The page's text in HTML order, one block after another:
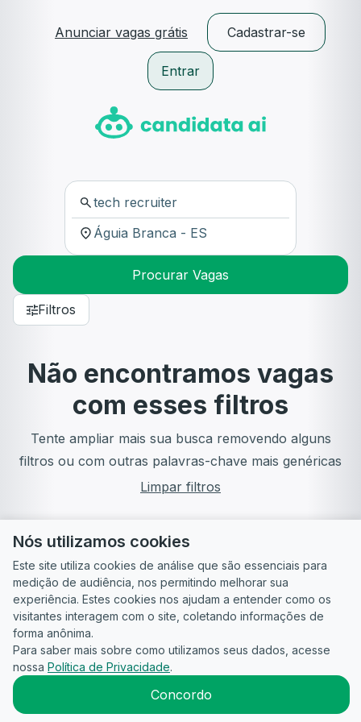
Anunciar vagas grátis Cadastrar-se
Entrar
Procurar Vagas
Filtros
Não encontramos vagas
com esses filtros
Tente ampliar mais sua busca removendo alguns
filtros ou com outras palavras-chave mais genéricas
Limpar filtros
Guia do
Candidato
Para
empresas
Política de
Privacidade
Termos
2026CandidataAI
Nós utilizamos cookies
Este site utiliza cookies de análise que são essenciais para
medição de audiência, nos permitindo melhorar sua
experiência. Estes cookies nos ajudam a entender como os
visitantes interagem com o site, coletando informações de
forma anônima.
Para saber mais sobre como utilizamos seus dados, acesse
nossa Política de Privacidade.
Concordo